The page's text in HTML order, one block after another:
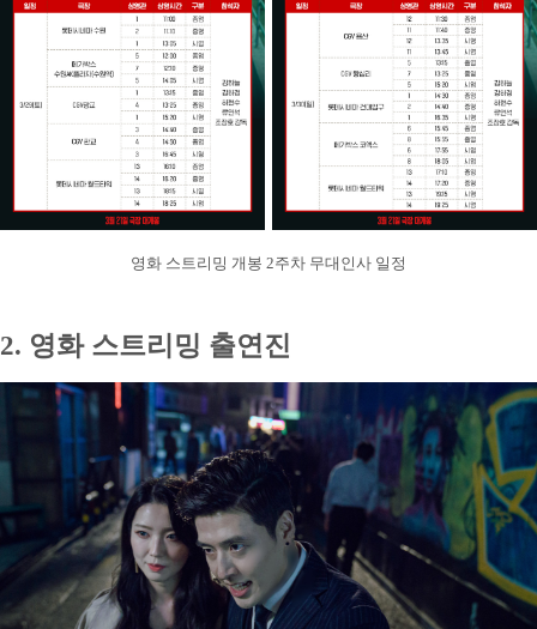
영화 스트리밍 개봉 2주차 무대인사 일정
2. 영화 스트리밍 출연진